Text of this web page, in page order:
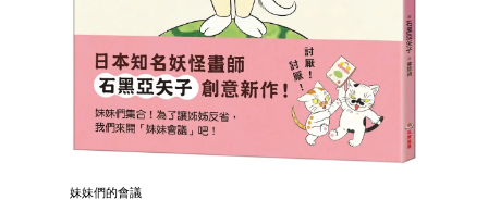
妹妹們的會議